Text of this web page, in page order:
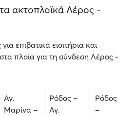
ακτοπλοϊκά Λέρος -
επιβατικά εισιτήρια και
πλοία για τη σύνδεση Λέρος -
Αγ.
Μαρίνα –
Ρόδος –
Αγ.
Ρόδος
–